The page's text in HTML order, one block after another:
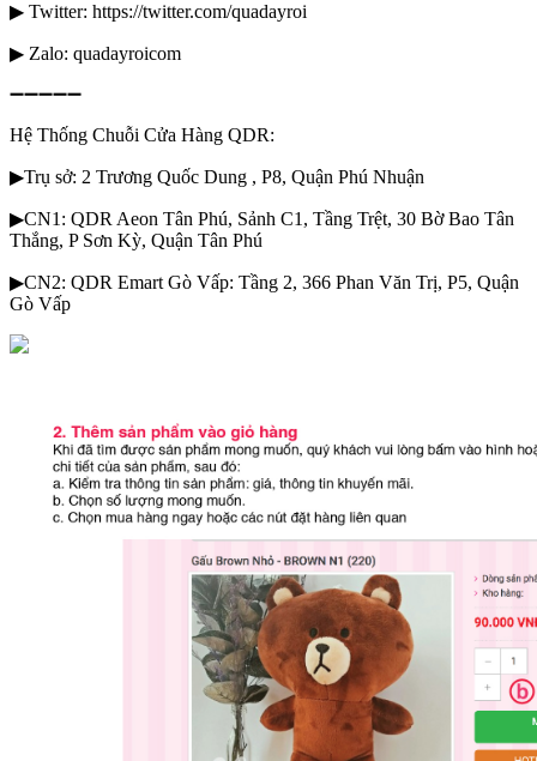
▶ Twitter: https://twitter.com/quadayroi
▶ Zalo: quadayroicom
➖➖➖➖➖
Hệ Thống Chuỗi Cửa Hàng QDR:
▶Trụ sở: 2 Trương Quốc Dung , P8, Quận Phú Nhuận
▶CN1: QDR Aeon Tân Phú, Sảnh C1, Tầng Trệt, 30 Bờ Bao Tân
Thắng, P Sơn Kỳ, Quận Tân Phú
▶CN2: QDR Emart Gò Vấp: Tầng 2, 366 Phan Văn Trị, P5, Quận
Gò Vấp